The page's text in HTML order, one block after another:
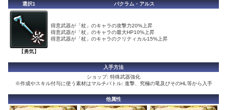
選択1 バクラム・アルス
【勇気】
得意武器が「杖」のキャラの攻撃力20%上昇
得意武器が「杖」のキャラの最大HP10%上昇
得意武器が「杖」のキャラのクリティカル15%上昇
入手方法
ショップ: 特殊武器強化
※作成やスキル付与に使う素材はマルチバトル: 進撃、究極の竜及びそのHL等から入手
他属性